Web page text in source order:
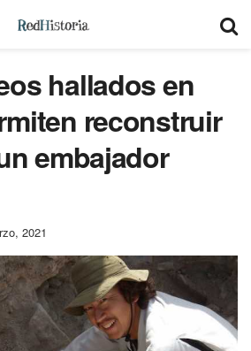
hallados en
reconstruir
embajador
2021